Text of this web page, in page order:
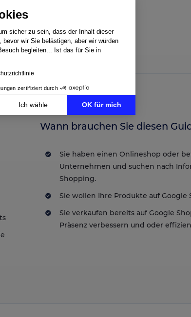
sicher zu sein, dass der Inhalt dieser
wir Sie belästigen, aber wir würden
begleiten... Ist das für Sie in
zertifiziert durch
Ich wähle
OK für mich
Passen Sie Ihre Optionen an
Wann brauchen Sie diesen
Sie haben einen Onlineshop oder
Unternehmen und suchen nach
Shopping.
Sie wollen Ihre Produkte auf Google
Sie verkaufen bereits auf Google
Präsenz verbessern und oder